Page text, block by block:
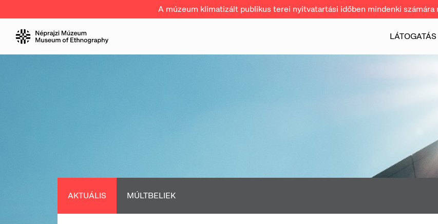
A múzeum klimatizált publikus terei nyitvatartási időben mindenki számára
LÁTOGATÁS
AKTUÁLIS MÚLTBELIEK